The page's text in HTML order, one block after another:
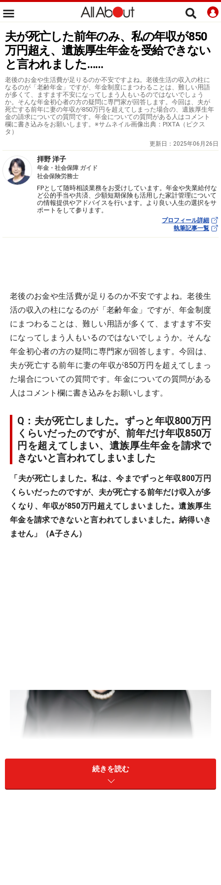
夫が死亡した前年のみ、私の年収が850
万円超え、遺族厚生年金を受給できない
と言われました……
老後のお金や生活費が足りるのか不安ですよね。老後生活の収入の柱に
なるのが「老齢年金」ですが、年金制度にまつわることは、難しい用語
が多くて、ますます不安になってしまう人もいるのではないでしょう
か。そんな年金初心者の方の疑問に専門家が回答します。今回は、夫が
死亡する前年に妻の年収が850万円を超えてしまった場合の、遺族厚生年
金の請求についての質問です。年金についての質問がある人はコメント
欄に書き込みをお願いします。※サムネイル画像出典：PIXTA（ピクス
タ）
更新日： 2025年06月26日
拝野 洋子
年金・社会保障 ガイド
社会保険労務士
FPとして随時相談業務をお受けしています。年金や失業給付な
ど公的手当や共済、少額短期保険も活用した家計管理について
の情報提供やアドバイスを行います。より良い人生の選択をサ
ポートをして参ります。
プロフィール詳細
執筆記事一覧
老後のお金や生活費が足りるのか不安ですよね。老後生
活の収入の柱になるのが「老齢年金」ですが、年金制度
にまつわることは、難しい用語が多くて、ますます不安
になってしまう人もいるのではないでしょうか。そんな
年金初心者の方の疑問に専門家が回答します。今回は、
夫が死亡する前年に妻の年収が850万円を超えてしまっ
た場合についての質問です。年金についての質問がある
人はコメント欄に書き込みをお願いします。
Q：夫が死亡しました。ずっと年収800万円
くらいだったのですが、前年だけ年収850万
円を超えてしまい、遺族厚生年金を請求で
きないと言われてしまいました
「夫が死亡しました。私は、今までずっと年収800万円
くらいだったのですが、夫が死亡する前年だけ収入が多
くなり、年収が850万円超えてしまいました。遺族厚生
年金を請求できないと言われてしまいました。納得いき
ません」（A子さん）
続きを読む